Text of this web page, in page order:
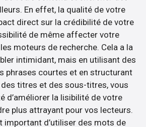
En effet, la qualité de votre
direct sur la crédibilité de votre
de même affecter votre
moteurs de recherche. Cela a la
intimidant, mais en utilisant des
phrases courtes et en structurant
titres et des sous-titres, vous
d’améliorer la lisibilité de votre
plus attrayant pour vos lecteurs.
important d’utiliser des mots de